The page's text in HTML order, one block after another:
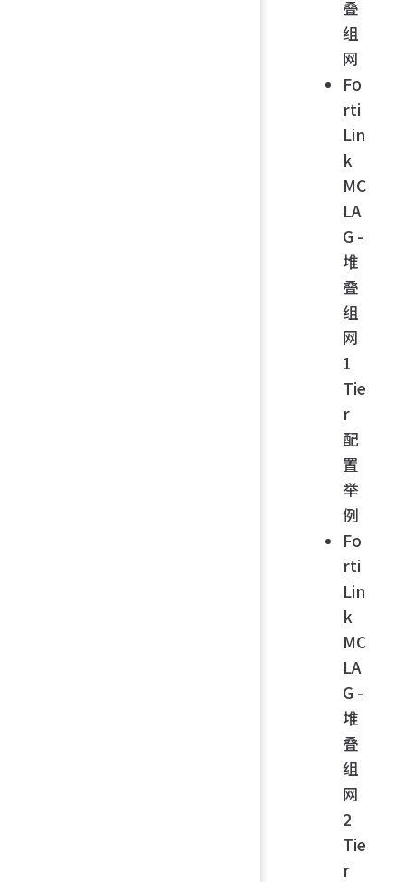
叠
组
网
Fo
rti
Lin
k
MC
LA
G -
堆
叠
组
网
1
Tie
r
配
置
举
例
Fo
rti
Lin
k
MC
LA
G -
堆
叠
组
网
2
Tie
r